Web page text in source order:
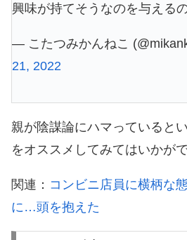
興味が持てそうなのを与える
— こたつみかんねこ
21, 2022
親が陰謀論にハマっていると
をオススメしてみてはいかが
関連： コンビニ店員に横柄な
に…頭を抱えた